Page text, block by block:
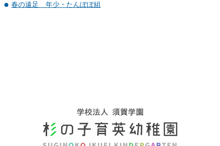
春の遠足 年少・たんぽぽ組